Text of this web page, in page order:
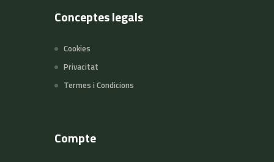
Conceptes legals
Cookies
Privacitat
Termes i Condicions
Compte